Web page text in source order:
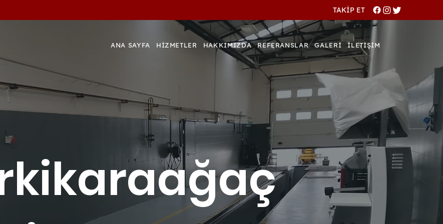
TAKİP ET
ANA SAYFA HİZMETLER HAKKIMIZDA REFERANSLAR GALERİ İLETİŞİM